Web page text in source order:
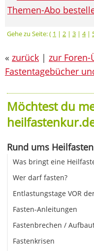
Themen-Abo
Gehe zu Seite: ( 1 | 2 | 3 | 4|
« zurück | zur
Fastentagebücher
Möchtest du
Rund ums Heilfasten
Was bringt eine
Wer darf fasten?
Entlastungstage VOR
Fasten-Anleitungen
Fastenbrechen /
Fastenkrisen